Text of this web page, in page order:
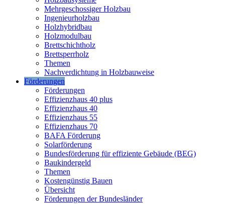
Mehrgeschossiger Holzbau
Ingenieurholzbau
Holzhybridbau
Holzmodulbau
Brettschichtholz
Brettsperrholz
Themen
Nachverdichtung in Holzbauweise
Förderungen
Förderungen
Effizienzhaus 40 plus
Effizienzhaus 40
Effizienzhaus 55
Effizienzhaus 70
BAFA Förderung
Solarförderung
Bundesförderung für effiziente Gebäude (BEG)
Baukindergeld
Themen
Kostengünstig Bauen
Übersicht
Förderungen der Bundesländer